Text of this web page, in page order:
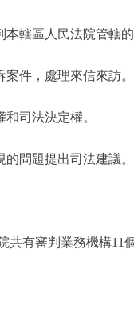
轄區人民法院管轄的
件，處理來信來訪。
司法決定權。
問題提出司法建議。
有審判業務機構11